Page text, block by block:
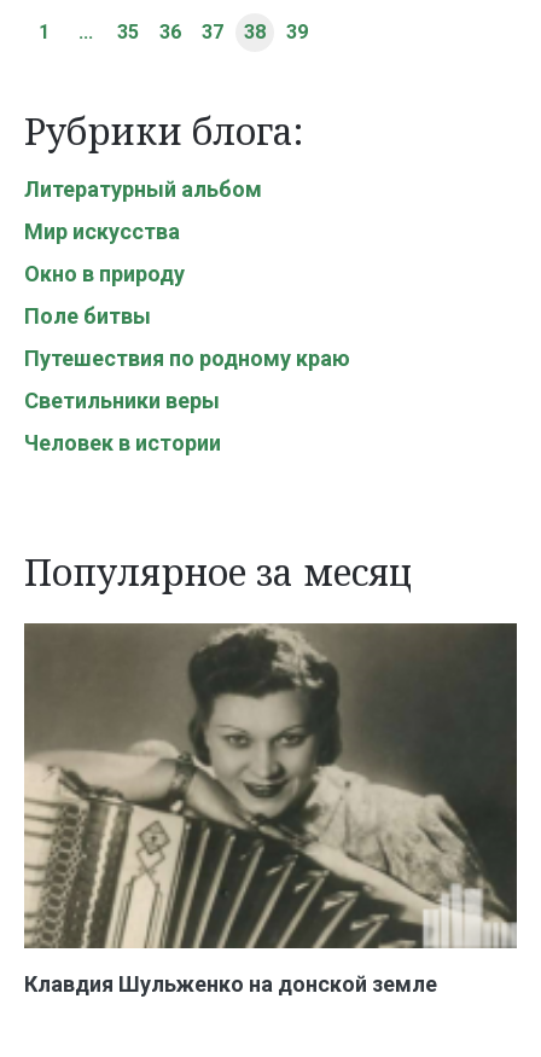
1 ... 35 36 37 38 39
Рубрики блога:
Литературный альбом
Мир искусства
Окно в природу
Поле битвы
Путешествия по родному краю
Светильники веры
Человек в истории
Популярное за месяц
Клавдия Шульженко на донской земле